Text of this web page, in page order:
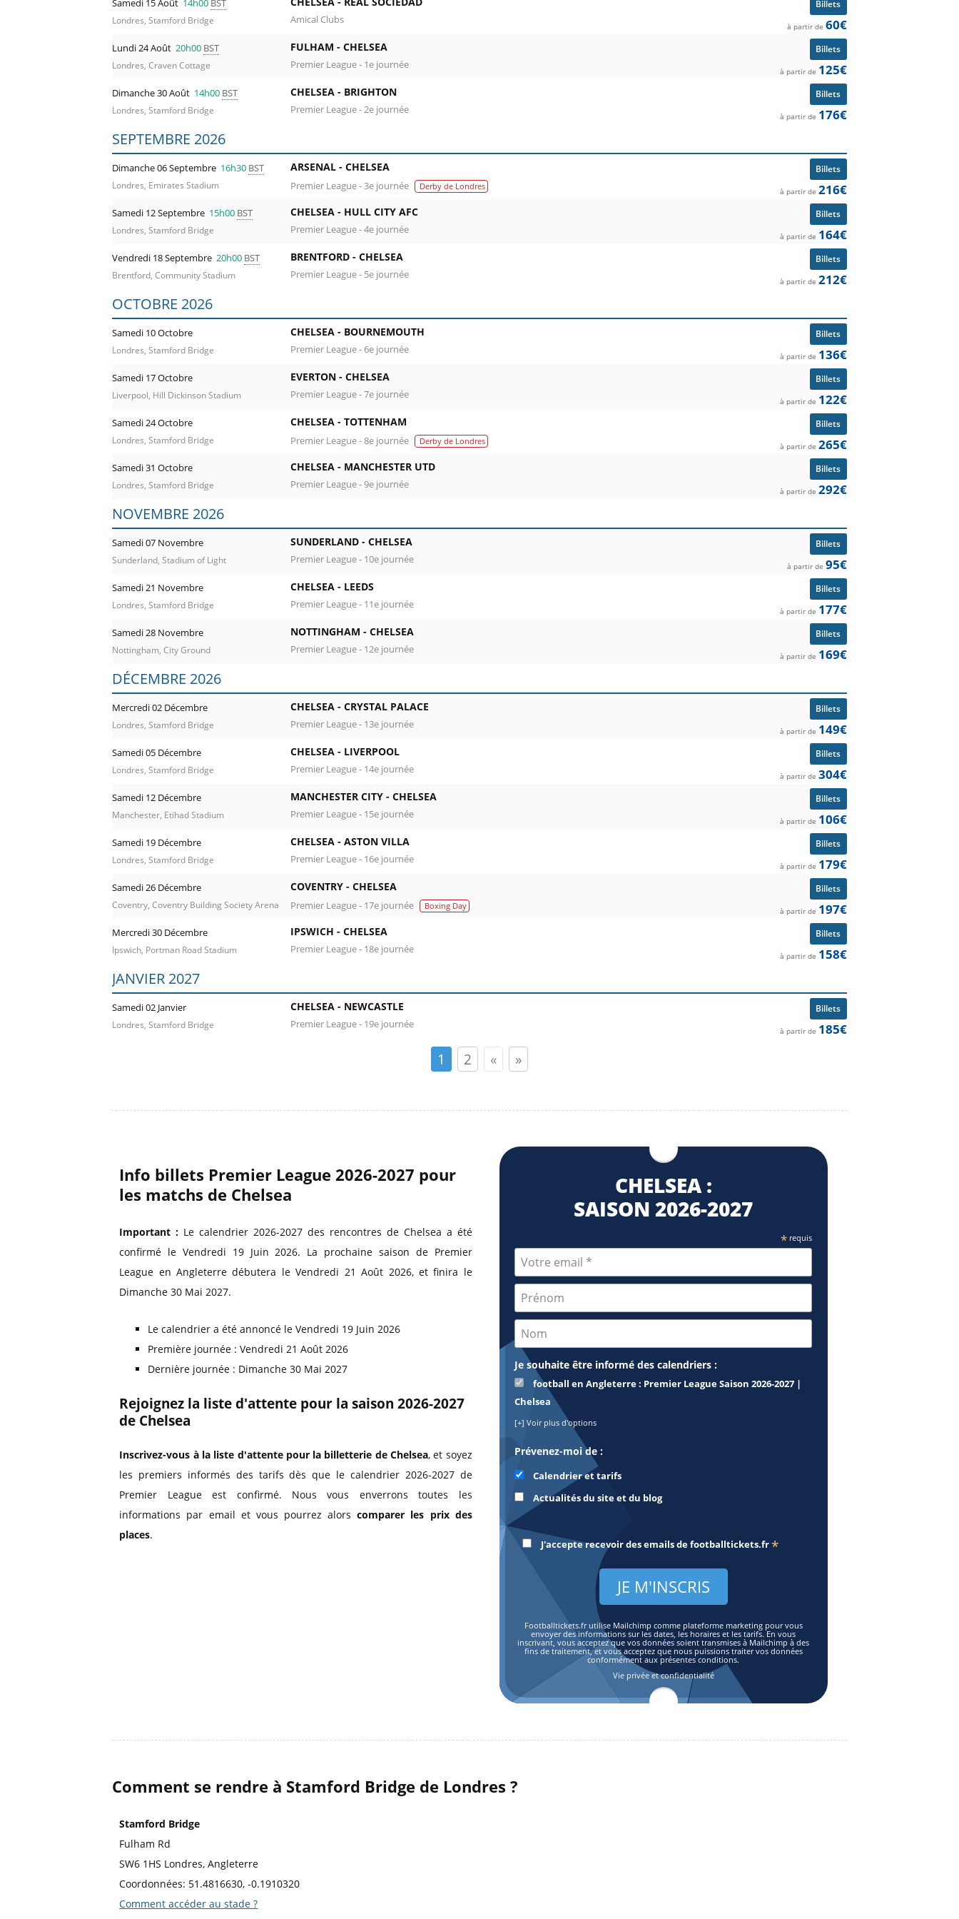
Samedi 15 Août 14h00 BST
Londres, Stamford Bridge
Billets
Amical Clubs
à partir de 60€
Lundi 24 Août 20h00 BST
Londres, Craven Cottage
Billets
FULHAM - CHELSEA
Premier League - 1e journée
à partir de 125€
Dimanche 30 Août 14h00 BST
Londres, Stamford Bridge
Billets
CHELSEA - BRIGHTON
Premier League - 2e journée
à partir de 176€
SEPTEMBRE 2026
Dimanche 06 Septembre 16h30 BST
Londres, Emirates Stadium
Billets
ARSENAL - CHELSEA
Premier League - 3e journée Derby de Londres à partir de 216€
Samedi 12 Septembre 15h00 BST
Londres, Stamford Bridge
Billets
CHELSEA - HULL CITY AFC
Premier League - 4e journée
à partir de 164€
Vendredi 18 Septembre 20h00 BST
Brentford, Community Stadium
Billets
BRENTFORD - CHELSEA
Premier League - 5e journée
à partir de 212€
OCTOBRE 2026
Samedi 10 Octobre
Londres, Stamford Bridge
Billets
CHELSEA - BOURNEMOUTH
Premier League - 6e journée
à partir de 136€
Samedi 17 Octobre
Liverpool, Hill Dickinson Stadium
Billets
EVERTON - CHELSEA
Premier League - 7e journée
à partir de 122€
Samedi 24 Octobre
Londres, Stamford Bridge
Billets
CHELSEA - TOTTENHAM
Premier League - 8e journée Derby de Londres à partir de 265€
Samedi 31 Octobre
Londres, Stamford Bridge
Billets
CHELSEA - MANCHESTER UTD
Premier League - 9e journée
à partir de 292€
NOVEMBRE 2026
Samedi 07 Novembre
Sunderland, Stadium of Light
Billets
SUNDERLAND - CHELSEA
Premier League - 10e journée
à partir de 95€
Samedi 21 Novembre
Londres, Stamford Bridge
Billets
CHELSEA - LEEDS
Premier League - 11e journée
à partir de 177€
Samedi 28 Novembre
Nottingham, City Ground
Billets
NOTTINGHAM - CHELSEA
Premier League - 12e journée
à partir de 169€
DÉCEMBRE 2026
Mercredi 02 Décembre
Londres, Stamford Bridge
Billets
CHELSEA - CRYSTAL PALACE
Premier League - 13e journée
à partir de 149€
Samedi 05 Décembre
Londres, Stamford Bridge
Billets
CHELSEA - LIVERPOOL
Premier League - 14e journée
à partir de 304€
Samedi 12 Décembre
Manchester, Etihad Stadium
Billets
MANCHESTER CITY - CHELSEA
Premier League - 15e journée
à partir de 106€
Samedi 19 Décembre
Londres, Stamford Bridge
Billets
CHELSEA - ASTON VILLA
Premier League - 16e journée
à partir de 179€
Samedi 26 Décembre
Coventry, Coventry Building Society Arena
Billets
COVENTRY - CHELSEA
Premier League - 17e journée Boxing Day à partir de 197€
Mercredi 30 Décembre
Ipswich, Portman Road Stadium
Billets
IPSWICH - CHELSEA
Premier League - 18e journée
à partir de 158€
JANVIER 2027
Samedi 02 Janvier
Londres, Stamford Bridge
Billets
CHELSEA - NEWCASTLE
Premier League - 19e journée
à partir de 185€
1 2 « »
Info billets Premier League 2026-2027 pour
les matchs de Chelsea
Important : Le calendrier 2026-2027 des rencontres de Chelsea a été
confirmé le Vendredi 19 Juin 2026. La prochaine saison de Premier
League en Angleterre débutera le Vendredi 21 Août 2026, et finira le
Dimanche 30 Mai 2027.
Le calendrier a été annoncé le Vendredi 19 Juin 2026
Première journée : Vendredi 21 Août 2026
Dernière journée : Dimanche 30 Mai 2027
Rejoignez la liste d'attente pour la saison 2026-2027
de Chelsea
Inscrivez-vous à la liste d'attente pour la billetterie de Chelsea, et soyez
les premiers informés des tarifs dès que le calendrier 2026-2027 de
Premier League est confirmé. Nous vous enverrons toutes les
informations par email et vous pourrez alorscomparer les prix des
places.
CHELSEA :
SAISON 2026⁠-2027
* requis
Je souhaite être informé des calendriers :
football en Angleterre : Premier League Saison 2026-2027 |
Chelsea
[+] Voir plus d'options
Prévenez-moi de :
Calendrier et tarifs
Actualités du site et du blog
J'accepte recevoir des emails defootballtickets.fr *
Footballtickets.fr utilise Mailchimp comme plateforme marketing pour vous
envoyer des informations sur les dates, les horaires et les tarifs. En vous
inscrivant, vous acceptez que vos données soient transmises à Mailchimp à des
fins de traitement, et vous acceptez que nous puissions traiter vos données
conformément aux présentes conditions.
Vie privée et confidentialité
Comment se rendre à Stamford Bridge de Londres ?
Stamford Bridge
Fulham Rd
SW6 1HS Londres, Angleterre
Coordonnées: 51.4816630, -0.1910320
Comment accéder au stade ?